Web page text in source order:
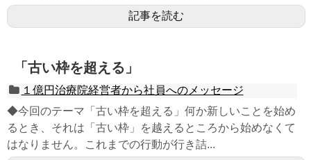
記事を読む
「古い枠を超える」
１億円治療院経営者から社員へのメッセージ
◆今回のテーマ「古い枠を超える」何か新しいことを始め
るとき、それは「古い枠」を越えるところから始めなくて
はなりません。これまでの行動が行き詰...